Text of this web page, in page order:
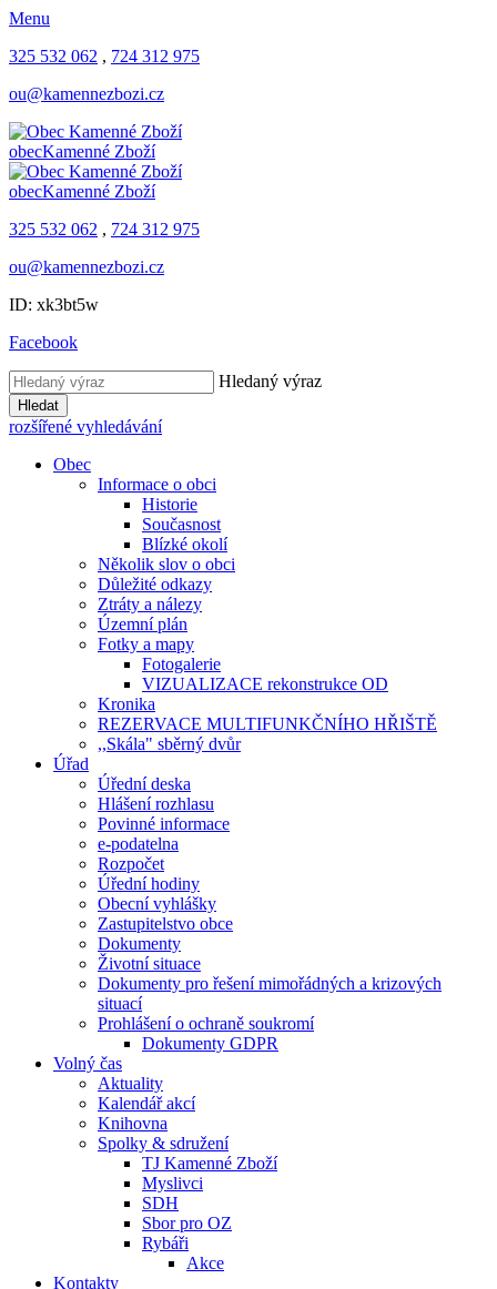
Menu
325 532 062 , 724 312 975
ou@kamennezbozi.cz
obecKamenné Zboží
obecKamenné Zboží
325 532 062 , 724 312 975
ou@kamennezbozi.cz
ID: xk3bt5w
Facebook
Hledaný výraz
Hledat
rozšířené vyhledávání
Obec
Informace o obci
Historie
Současnost
Blízké okolí
Několik slov o obci
Důležité odkazy
Ztráty a nálezy
Územní plán
Fotky a mapy
Fotogalerie
VIZUALIZACE rekonstrukce OD
Kronika
REZERVACE MULTIFUNKČNÍHO HŘIŠTĚ
,,Skála" sběrný dvůr
Úřad
Úřední deska
Hlášení rozhlasu
Povinné informace
e-podatelna
Rozpočet
Úřední hodiny
Obecní vyhlášky
Zastupitelstvo obce
Dokumenty
Životní situace
Dokumenty pro řešení mimořádných a krizových
situací
Prohlášení o ochraně soukromí
Dokumenty GDPR
Volný čas
Aktuality
Kalendář akcí
Knihovna
Spolky & sdružení
TJ Kamenné Zboží
Myslivci
SDH
Sbor pro OZ
Rybáři
Akce
Kontakty